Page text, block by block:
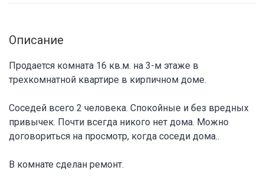
Описание
Продается комната 16 кв.м. на 3-м этаже в
трехкомнатной квартире в кирпичном доме.
Соседей всего 2 человека. Спокойные и без вредных
привычек. Почти всегда никого нет дома. Можно
договориться на просмотр, когда соседи дома..
В комнате сделан ремонт.